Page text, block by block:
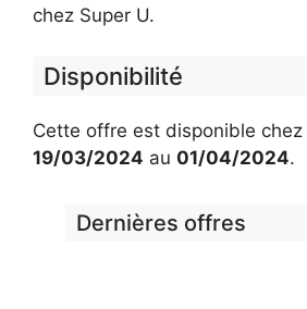
chez Super U.
Disponibilité
Cette offre est disponible chez
19/03/2024 au 01/04/2024.
Dernières offres